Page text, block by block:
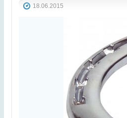
18.06.2015